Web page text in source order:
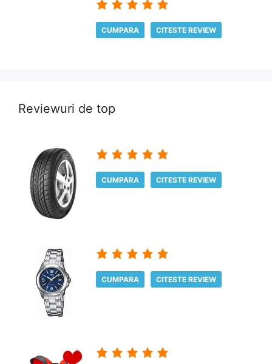
CUMPARA CITESTE REVIEW
Reviewuri de top
CUMPARA CITESTE REVIEW
CUMPARA CITESTE REVIEW